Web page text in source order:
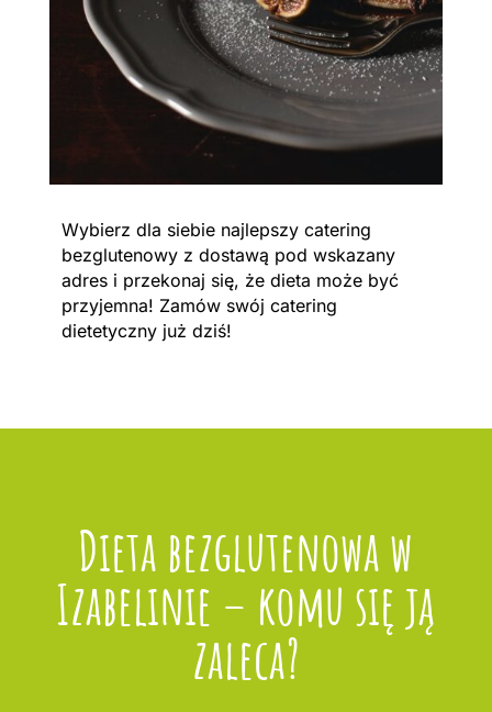
Wybierz dla siebie najlepszy catering
bezglutenowy z dostawą pod wskazany
adres i przekonaj się, że dieta może być
przyjemna! Zamów swój catering
dietetyczny już dziś!
Dieta bezglutenowa w
Izabelinie – komu się ją
zaleca?